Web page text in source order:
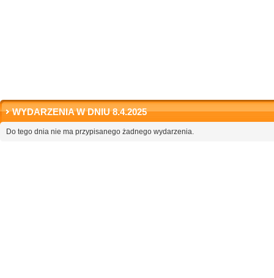
WYDARZENIA W DNIU 8.4.2025
Do tego dnia nie ma przypisanego żadnego wydarzenia.